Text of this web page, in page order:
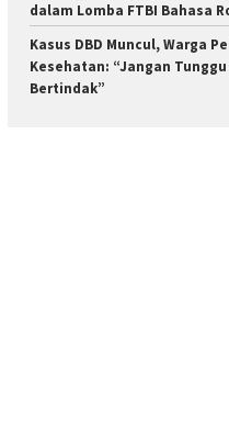
dalam Lomba FTBI Bahasa
Kasus DBD Muncul, Warga
Kesehatan: “Jangan
Bertindak”